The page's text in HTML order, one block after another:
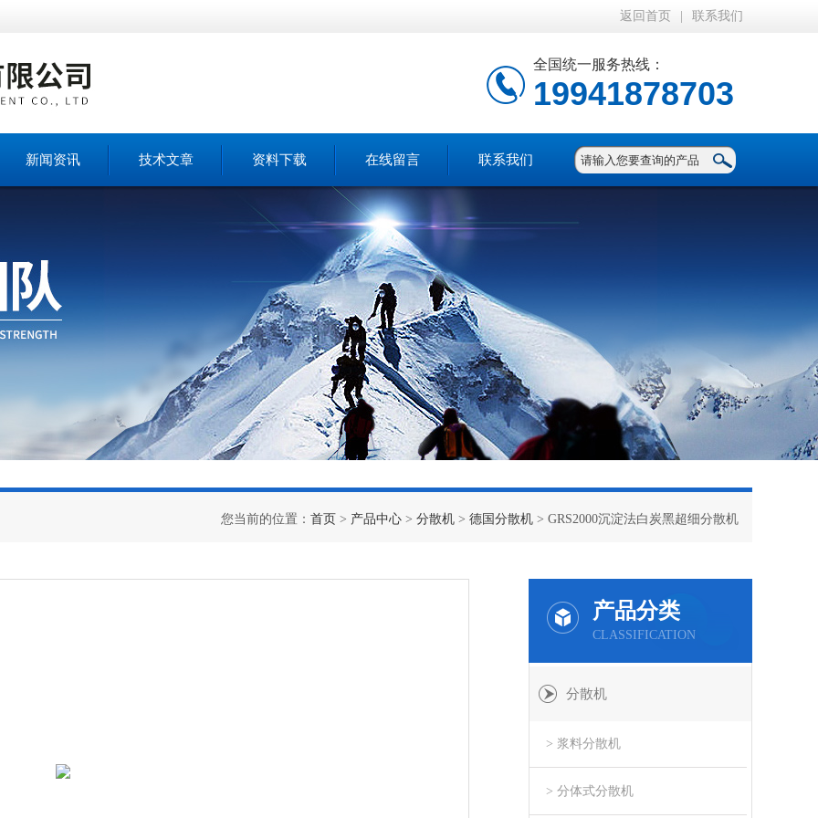
返回首页 联系我们
全国统一服务热线：
19941878703
新闻资讯 技术文章 资料下载 在线留言 联系我们
您当前的位置： 首页 > 产品中心 > 分散机 > 德国分散机 > GRS2000沉淀法白炭黑超细分散机
产品分类
CLASSIFICATION
分散机
> 浆料分散机
> 分体式分散机